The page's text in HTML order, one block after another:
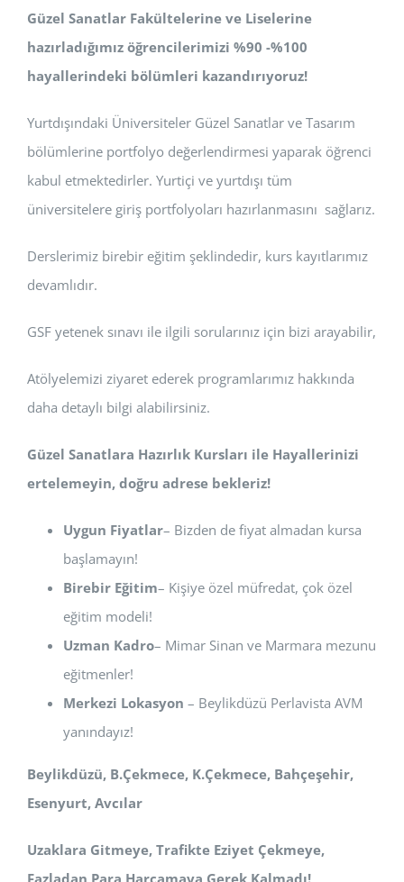
Güzel Sanatlar Fakültelerine ve Liselerine
hazırladığımız öğrencilerimizi %90 -%100
hayallerindeki bölümleri kazandırıyoruz!
Yurtdışındaki Üniversiteler Güzel Sanatlar ve Tasarım
bölümlerine portfolyo değerlendirmesi yaparak öğrenci
kabul etmektedirler. Yurtiçi ve yurtdışı tüm
üniversitelere giriş portfolyoları hazırlanmasını sağlarız.
Derslerimiz birebir eğitim şeklindedir, kurs kayıtlarımız
devamlıdır.
GSF yetenek sınavı ile ilgili sorularınız için bizi arayabilir,
Atölyelemizi ziyaret ederek programlarımız hakkında
daha detaylı bilgi alabilirsiniz.
Güzel Sanatlara Hazırlık Kursları ile Hayallerinizi
ertelemeyin, doğru adrese bekleriz!
Uygun Fiyatlar– Bizden de fiyat almadan kursa
başlamayın!
Birebir Eğitim– Kişiye özel müfredat, çok özel
eğitim modeli!
Uzman Kadro– Mimar Sinan ve Marmara mezunu
eğitmenler!
Merkezi Lokasyon – Beylikdüzü Perlavista AVM
yanındayız!
Beylikdüzü, B.Çekmece, K.Çekmece, Bahçeşehir,
Esenyurt, Avcılar
Uzaklara Gitmeye, Trafikte Eziyet Çekmeye,
Fazladan Para Harcamaya Gerek Kalmadı!